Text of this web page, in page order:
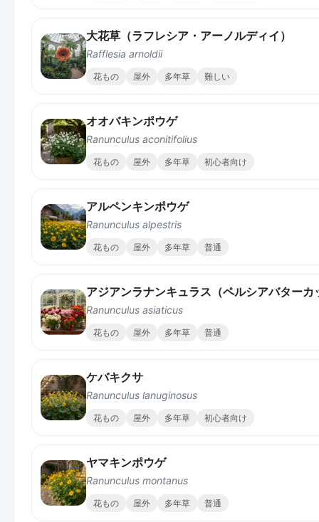
大花草（ラフレシア・アーノルディイ）
Rafflesia arnoldii
花もの 屋外 多年草 難しい
オオバキンポウゲ
Ranunculus aconitifolius
花もの 屋外 多年草 初心者向け
アルペンキンポウゲ
Ranunculus alpestris
花もの 屋外 多年草 普通
アジアンラナンキュラス（ペルシアバターカ
Ranunculus asiaticus
花もの 屋外 多年草 普通
ケバキクサ
Ranunculus lanuginosus
花もの 屋外 多年草 初心者向け
ヤマキンポウゲ
Ranunculus montanus
花もの 屋外 多年草 普通